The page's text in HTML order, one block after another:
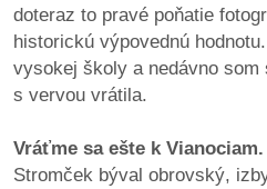
doteraz to pravé poňatie
historickú výpovednú
vysokej školy a nedávno som
s vervou vrátila.
Vráťme sa ešte k Vianociam.
Stromček býval obrovský,